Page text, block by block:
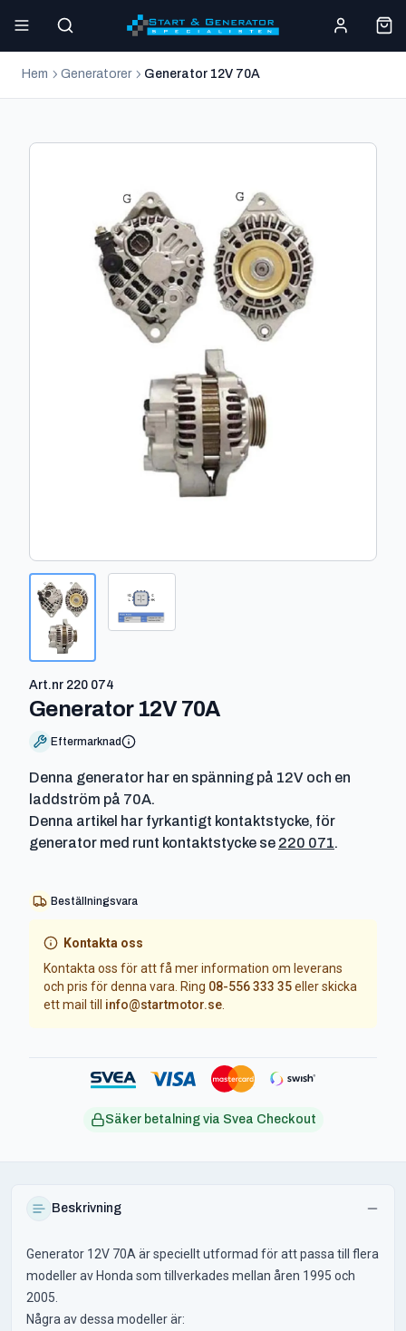
Hem Generatorer Generator 12V 70A
Art.nr 220 074
Generator 12V 70A-
Eftermarknad
Denna generator har en spänning på 12V och en
laddström på 70A.
Denna artikel har fyrkantigt kontaktstycke, för
generator med runt kontaktstycke se 220 071.
Beställningsvara
Kontakta oss
Kontakta oss för att få mer information om leverans
och pris för denna vara. Ring 08-556 333 35eller skicka
ett mail till
info@startmotor.se
Säker betalning via Svea Checkout
Beskrivning
Generator 12V 70A är speciellt utformad för att passa till flera
modeller av Honda som tillverkades mellan åren 1995 och
2005.
Några av dessa modeller är: